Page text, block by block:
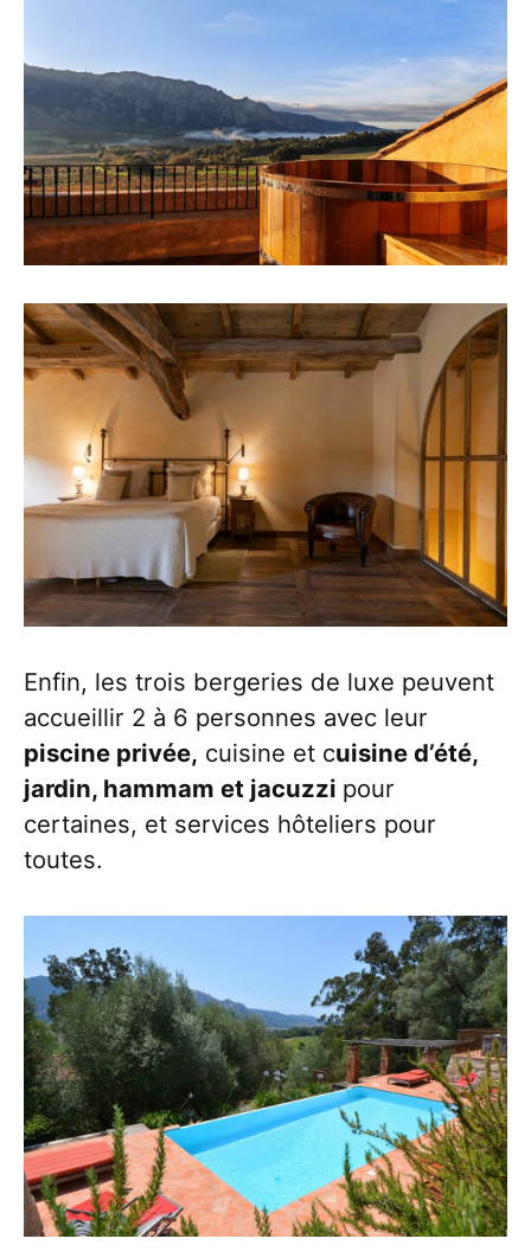
Enfin, les trois bergeries de luxe peuvent
accueillir 2 à 6 personnes avec leur
piscine privée, cuisine et cuisine d’été,
jardin, hammam et jacuzzi pour
certaines, et services hôteliers pour
toutes.